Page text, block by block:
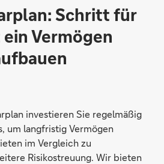
Schritt für
Vermögen
investieren Sie regelmäßig
um langfristig Vermögen
im Vergleich zu
Risikostreuung. Wir bieten